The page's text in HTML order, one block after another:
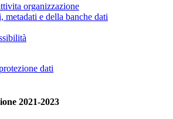
organizzazione
metadati e della banche dati
dati
2021-2023